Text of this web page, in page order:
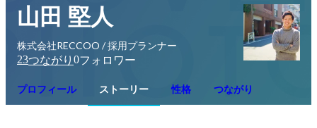
山田 堅人
株式会社RECCOO / 採用プランナー
23つながり 0フォロワー
プロフィール ストーリー 性格 つながり